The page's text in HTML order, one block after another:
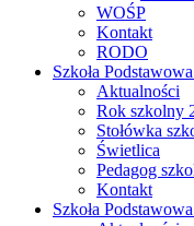
WOŚP
Kontakt
RODO
Szkoła
Aktualności
Rok szkolny
Stołówka
Świetlica
Pedagog
Kontakt
Szkoła